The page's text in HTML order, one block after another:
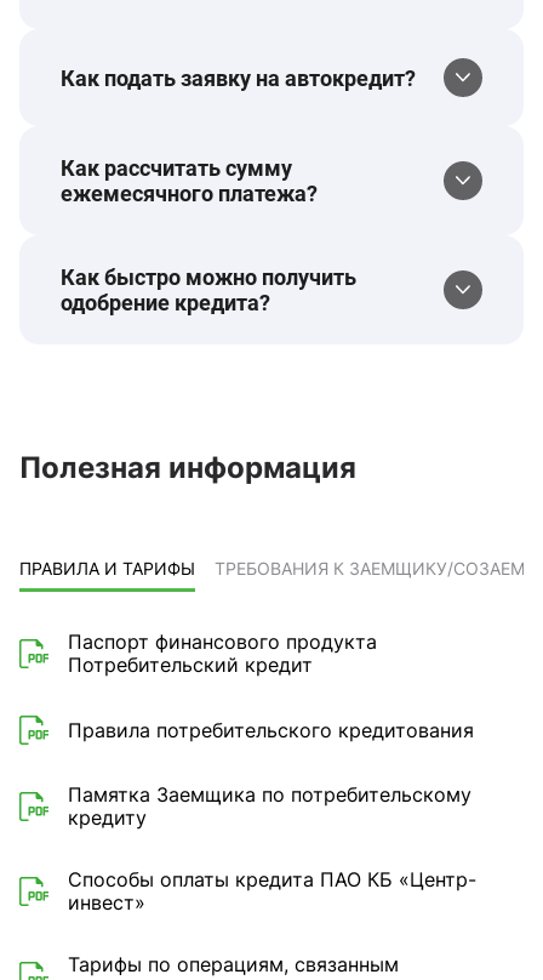
Как подать заявку на автокредит?
Как рассчитать сумму
ежемесячного платежа?
Как быстро можно получить
одобрение кредита?
Полезная информация
ПРАВИЛА И ТАРИФЫ ТРЕБОВАНИЯ К ЗАЕМЩИКУ/
Паспорт финансового продукта
Потребительский кредит
Правила потребительского кредитования
Памятка Заемщика по потребительскому
кредиту
Способы оплаты кредита ПАО КБ «Центр-
инвест»
Тарифы по операциям, связанным